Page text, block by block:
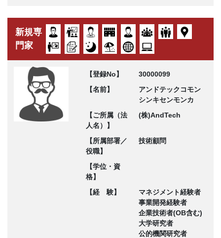
新規専
門家
【登録No】
30000099
【名前】
アンドテックコモン
シンキセンモンカ
【ご所属（法
人名）】
(株)AndTech
【所属部署／
役職】
技術顧問
【学位・資
格】
【経 験】
マネジメント経験者
事業開発経験者
企業技術者(OB含む)
大学研究者
公的機関研究者